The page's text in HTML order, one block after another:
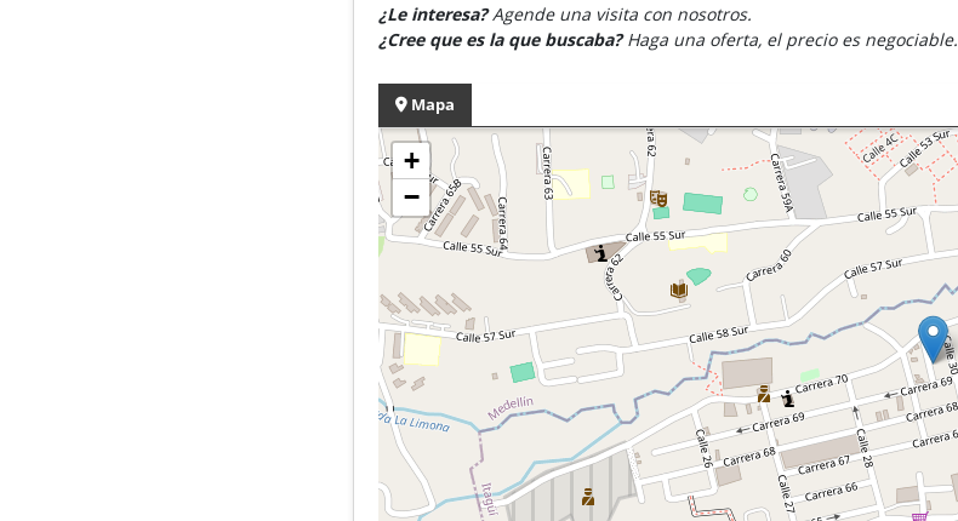
¿Le interesa?Agende una visita con nosotros.
¿Cree que es la que buscaba?Haga una oferta, el precio es negociable.
Mapa
+
−